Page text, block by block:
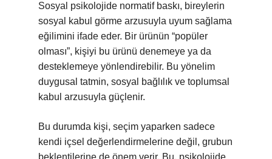
Sosyal psikolojide normatif baskı, bireylerin
sosyal kabul görme arzusuyla uyum sağlama
eğilimini ifade eder. Bir ürünün “popüler
olması”, kişiyi bu ürünü denemeye ya da
desteklemeye yönlendirebilir. Bu yönelim
duygusal tatmin, sosyal bağlılık ve toplumsal
kabul arzusuyla güçlenir.
Bu durumda kişi, seçim yaparken sadece
kendi içsel değerlendirmelerine değil, grubun
beklentilerine de önem verir. Bu, psikolojide